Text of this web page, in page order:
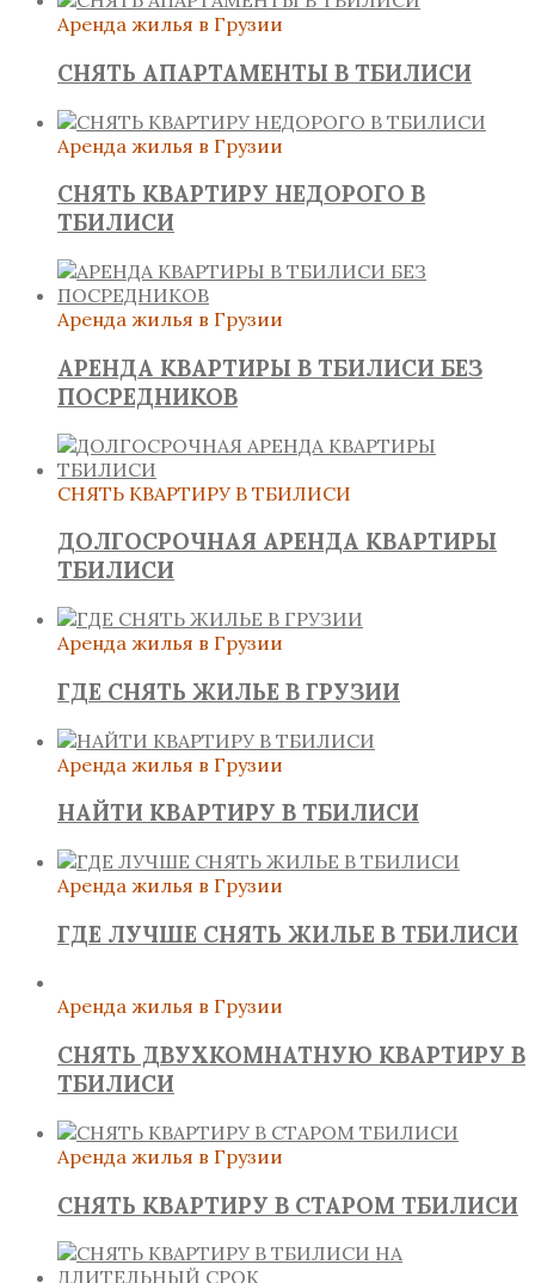
Аренда жилья в Грузии
СНЯТЬ АПАРТАМЕНТЫ В ТБИЛИСИ
Аренда жилья в Грузии
СНЯТЬ КВАРТИРУ НЕДОРОГО В
ТБИЛИСИ
Аренда жилья в Грузии
АРЕНДА КВАРТИРЫ В ТБИЛИСИ БЕЗ
ПОСРЕДНИКОВ
СНЯТЬ КВАРТИРУ В ТБИЛИСИ
ДОЛГОСРОЧНАЯ АРЕНДА КВАРТИРЫ
ТБИЛИСИ
Аренда жилья в Грузии
ГДЕ СНЯТЬ ЖИЛЬЕ В ГРУЗИИ
Аренда жилья в Грузии
НАЙТИ КВАРТИРУ В ТБИЛИСИ
Аренда жилья в Грузии
ГДЕ ЛУЧШЕ СНЯТЬ ЖИЛЬЕ В ТБИЛИСИ
Аренда жилья в Грузии
СНЯТЬ ДВУХКОМНАТНУЮ КВАРТИРУ В
ТБИЛИСИ
Аренда жилья в Грузии
СНЯТЬ КВАРТИРУ В СТАРОМ ТБИЛИСИ